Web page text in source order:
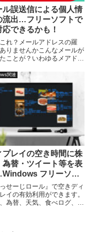
ル誤送信による個人情
流出…フリーソフトで
応できるかも！
れ？メールアドレスの羅
りませんかこんなメールが
ことが？いわゆるメアド流
CC、BCCなどの送信先に間
た形で記載して、多量のメー
ドレスが丸見えの状態で送っ
まうケースです。メールの誤
関連
プレイの空き時間に株
為替・ツイート等を表
フリーソフ
っせーじロール』で空きディ
イの有効利用ができます。
為替、天気、食べログ、ツ